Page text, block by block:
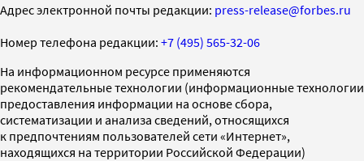
Адрес электронной почты редакции: press-release@forbes.ru
Номер телефона редакции: +7 (495) 565-32-06
На информационном ресурсе применяются
рекомендательные технологии (информационные технологии
предоставления информации на основе сбора,
систематизации и анализа сведений, относящихся
к предпочтениям пользователей сети «Интернет»,
находящихся на территории Российской Федерации)